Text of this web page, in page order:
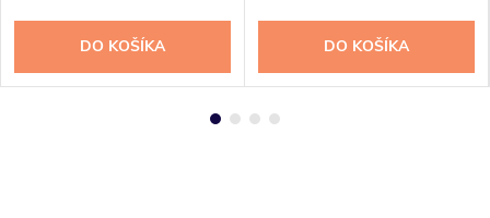
DO KOŠÍKA DO KOŠÍKA